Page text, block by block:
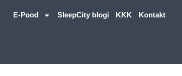
E-Pood SleepCity blogi KKK Kontakt